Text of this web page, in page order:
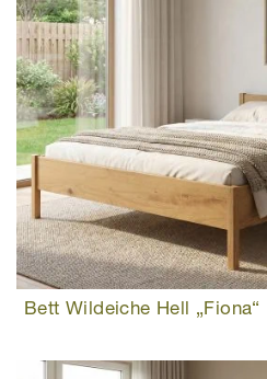
Bett Wildeiche Hell „Fiona“